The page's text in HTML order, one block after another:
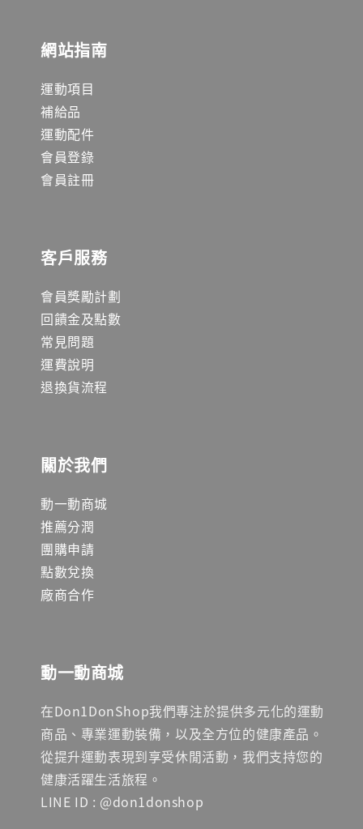
網站指南
運動項目
補給品
運動配件
會員登錄
會員註冊
客戶服務
會員獎勵計劃
回饋金及點數
常見問題
運費說明
退換貨流程
關於我們
動一動商城
推薦分潤
團購申請
點數兌換
廠商合作
動一動商城
在Don1DonShop我們專注於提供多元化的運動
商品、專業運動裝備，以及全方位的健康產品。
從提升運動表現到享受休閒活動，我們支持您的
健康活躍生活旅程。
LINE ID : @don1donshop